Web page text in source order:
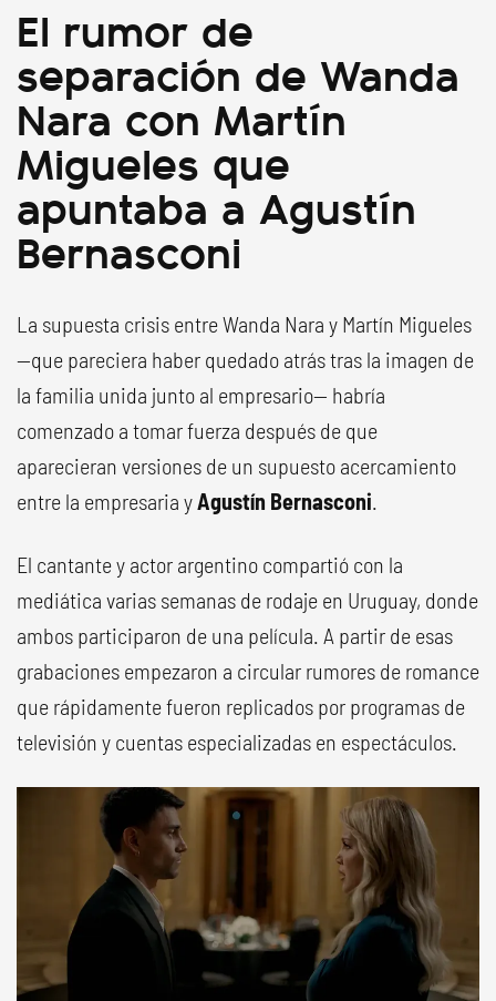
El rumor de
separación de Wanda
Nara con Martín
Migueles que
apuntaba a Agustín
Bernasconi
La supuesta crisis entre Wanda Nara y Martín Migueles
—que pareciera haber quedado atrás tras la imagen de
la familia unida junto al empresario— habría
comenzado a tomar fuerza después de que
aparecieran versiones de un supuesto acercamiento
entre la empresaria yAgustín Bernasconi.
El cantante y actor argentino compartió con la
mediática varias semanas de rodaje en Uruguay, donde
ambos participaron de una película. A partir de esas
grabaciones empezaron a circular rumores de romance
que rápidamente fueron replicados por programas de
televisión y cuentas especializadas en espectáculos.